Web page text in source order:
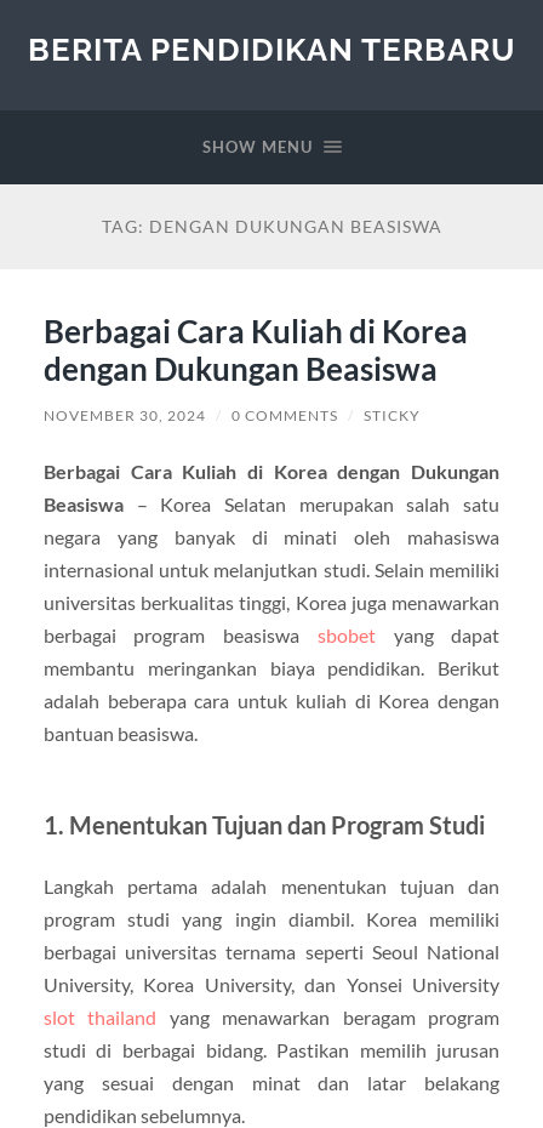
BERITA PENDIDIKAN TERBARU
SHOW MENU
TAG: DENGAN DUKUNGAN BEASISWA
Berbagai Cara Kuliah di Korea
dengan Dukungan Beasiswa
NOVEMBER 30, 2024 / 0 COMMENTS / STICKY
Berbagai Cara Kuliah di Korea dengan Dukungan
Beasiswa– Korea Selatan merupakan salah satu
negara yang banyak di minati oleh mahasiswa
internasional untuk melanjutkan studi. Selain memiliki
universitas berkualitas tinggi, Korea juga menawarkan
berbagai program beasiswa sbobetyang dapat
membantu meringankan biaya pendidikan. Berikut
adalah beberapa cara untuk kuliah di Korea dengan
bantuan beasiswa.
1. Menentukan Tujuan dan Program Studi
Langkah pertama adalah menentukan tujuan dan
program studi yang ingin diambil. Korea memiliki
berbagai universitas ternama seperti Seoul National
University, Korea University, dan Yonsei University
slot thailand yang menawarkan beragam program
studi di berbagai bidang. Pastikan memilih jurusan
yang sesuai dengan minat dan latar belakang
pendidikan sebelumnya.